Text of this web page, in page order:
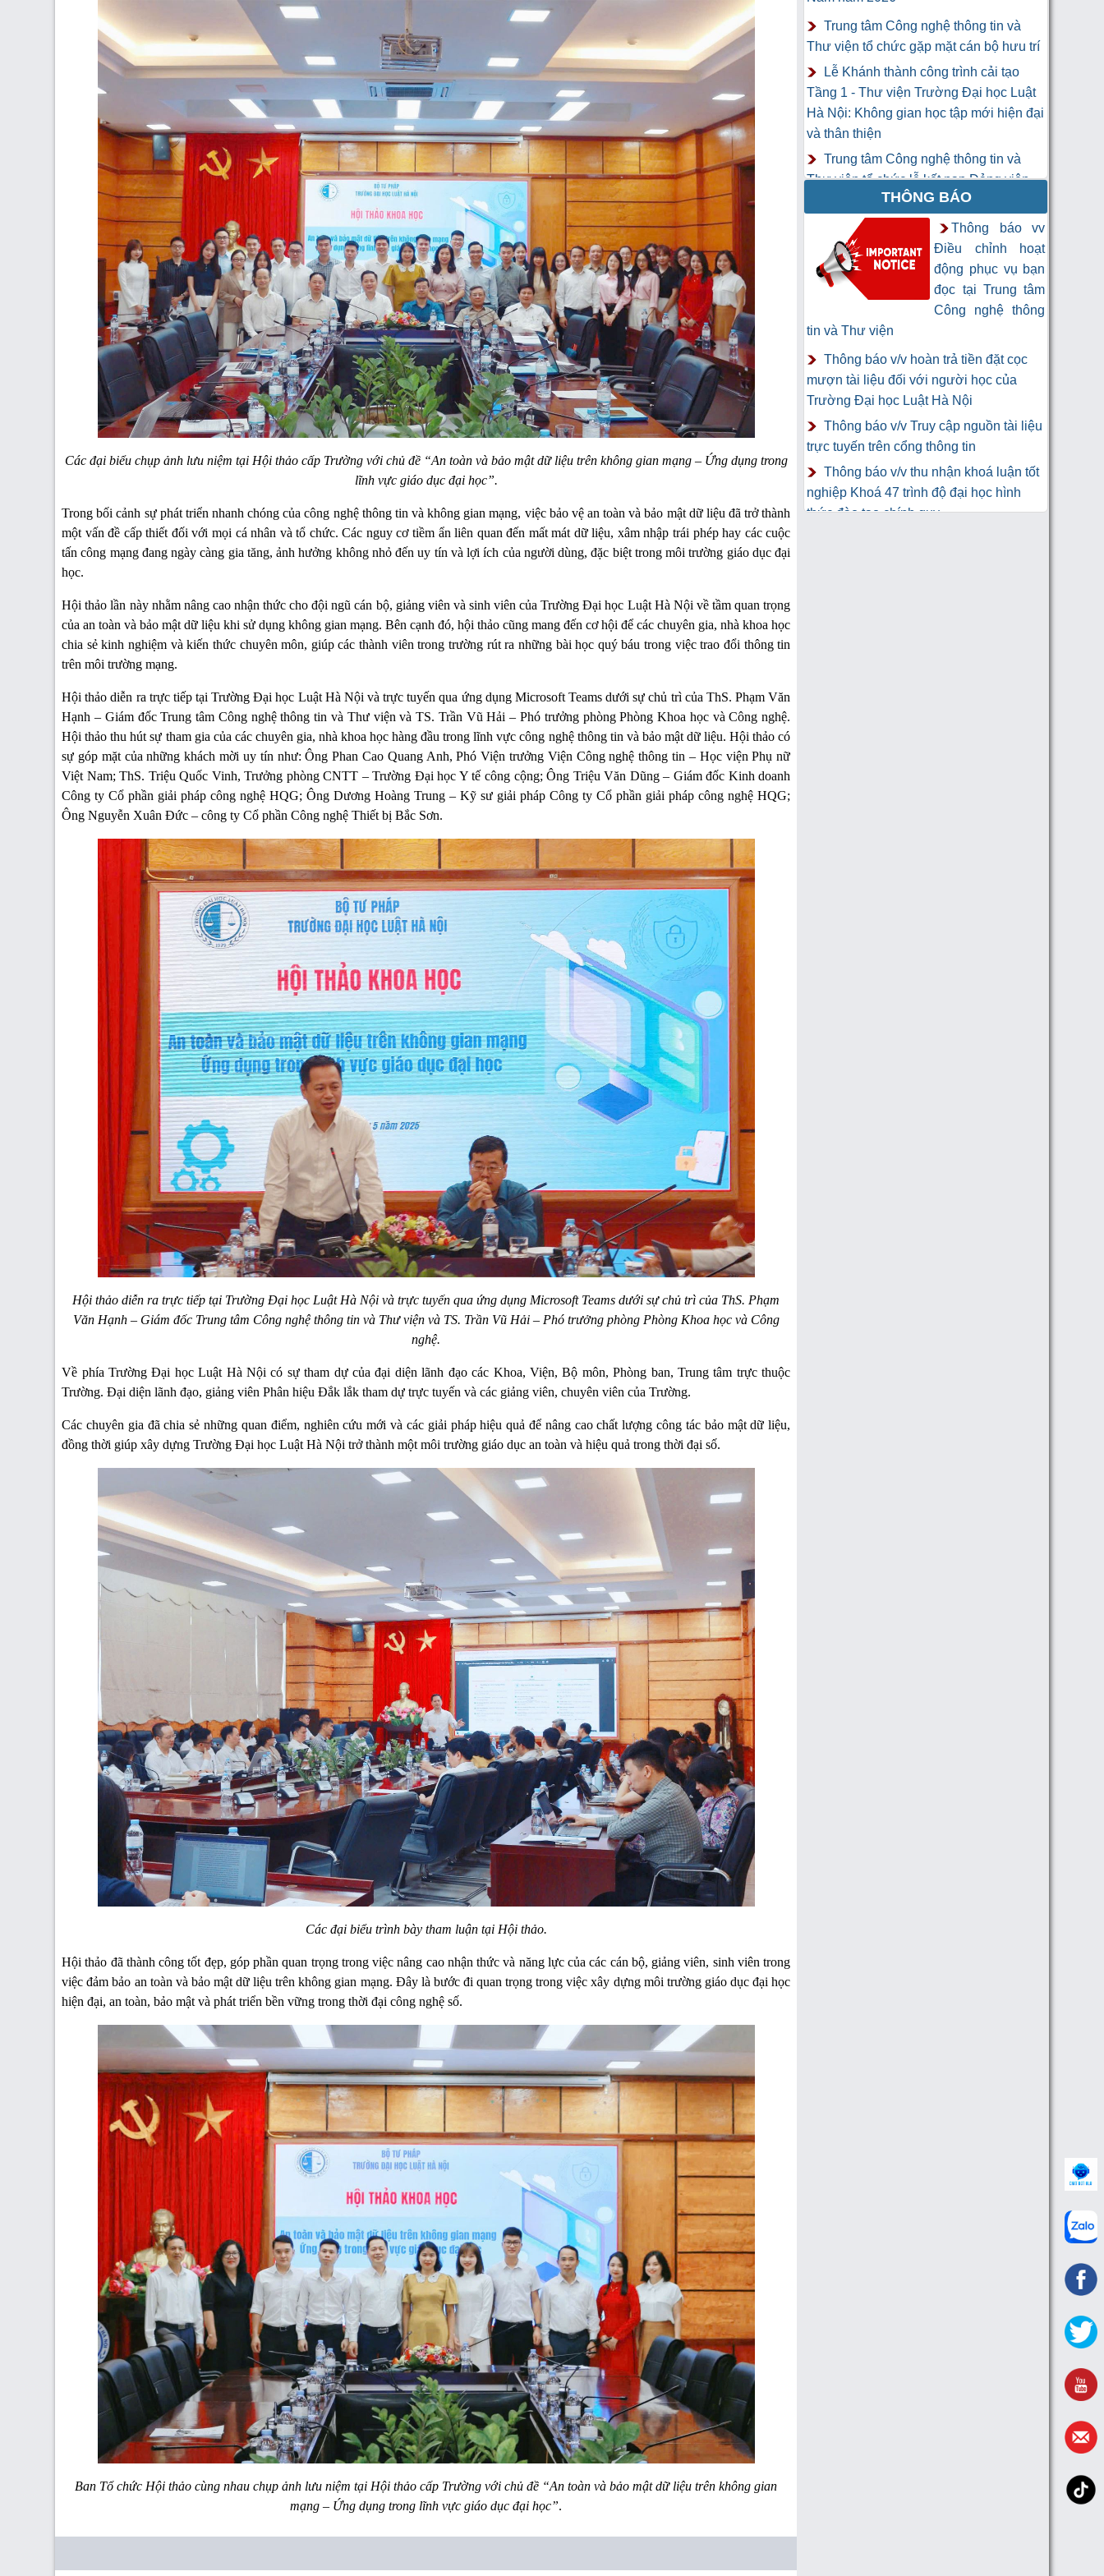
Các đại biểu chụp ảnh lưu niệm tại Hội thảo cấp Trường với chủ đề “An toàn và bảo mật dữ liệu trên không gian mạng – Ứng dụng trong
lĩnh vực giáo dục đại học”.
Trong bối cảnh sự phát triển nhanh chóng của công nghệ thông tin và không gian mạng, việc bảo vệ an toàn và bảo mật dữ liệu đã trở thành
một vấn đề cấp thiết đối với mọi cá nhân và tổ chức. Các nguy cơ tiềm ẩn liên quan đến mất mát dữ liệu, xâm nhập trái phép hay các cuộc
tấn công mạng đang ngày càng gia tăng, ảnh hưởng không nhỏ đến uy tín và lợi ích của người dùng, đặc biệt trong môi trường giáo dục đại
học.
Hội thảo lần này nhằm nâng cao nhận thức cho đội ngũ cán bộ, giảng viên và sinh viên của Trường Đại học Luật Hà Nội về tầm quan trọng
của an toàn và bảo mật dữ liệu khi sử dụng không gian mạng. Bên cạnh đó, hội thảo cũng mang đến cơ hội để các chuyên gia, nhà khoa học
chia sẻ kinh nghiệm và kiến thức chuyên môn, giúp các thành viên trong trường rút ra những bài học quý báu trong việc trao đổi thông tin
trên môi trường mạng.
Hội thảo diễn ra trực tiếp tại Trường Đại học Luật Hà Nội và trực tuyến qua ứng dụng Microsoft Teams dưới sự chủ trì của ThS. Phạm Văn
Hạnh – Giám đốc Trung tâm Công nghệ thông tin và Thư viện và TS. Trần Vũ Hải – Phó trưởng phòng Phòng Khoa học và Công nghệ.
Hội thảo thu hút sự tham gia của các chuyên gia, nhà khoa học hàng đầu trong lĩnh vực công nghệ thông tin và bảo mật dữ liệu. Hội thảo có
sự góp mặt của những khách mời uy tín như: Ông Phan Cao Quang Anh, Phó Viện trưởng Viện Công nghệ thông tin – Học viện Phụ nữ
Việt Nam; ThS. Triệu Quốc Vinh, Trưởng phòng CNTT – Trường Đại học Y tế công cộng; Ông Triệu Văn Dũng – Giám đốc Kinh doanh
Công ty Cổ phần giải pháp công nghệ HQG; Ông Dương Hoàng Trung – Kỹ sư giải pháp Công ty Cổ phần giải pháp công nghệ HQG;
Ông Nguyễn Xuân Đức – công ty Cổ phần Công nghệ Thiết bị Bắc Sơn.
Hội thảo diễn ra trực tiếp tại Trường Đại học Luật Hà Nội và trực tuyến qua ứng dụng Microsoft Teams dưới sự chủ trì của ThS. Phạm
Văn Hạnh – Giám đốc Trung tâm Công nghệ thông tin và Thư viện và TS. Trần Vũ Hải – Phó trưởng phòng Phòng Khoa học và Công
nghệ.
Về phía Trường Đại học Luật Hà Nội có sự tham dự của đại diện lãnh đạo các Khoa, Viện, Bộ môn, Phòng ban, Trung tâm trực thuộc
Trường. Đại diện lãnh đạo, giảng viên Phân hiệu Đắk lắk tham dự trực tuyến và các giảng viên, chuyên viên của Trường.
Các chuyên gia đã chia sẻ những quan điểm, nghiên cứu mới và các giải pháp hiệu quả để nâng cao chất lượng công tác bảo mật dữ liệu,
đồng thời giúp xây dựng Trường Đại học Luật Hà Nội trở thành một môi trường giáo dục an toàn và hiệu quả trong thời đại số.
Các đại biểu trình bày tham luận tại Hội thảo.
Hội thảo đã thành công tốt đẹp, góp phần quan trọng trong việc nâng cao nhận thức và năng lực của các cán bộ, giảng viên, sinh viên trong
việc đảm bảo an toàn và bảo mật dữ liệu trên không gian mạng. Đây là bước đi quan trọng trong việc xây dựng môi trường giáo dục đại học
hiện đại, an toàn, bảo mật và phát triển bền vững trong thời đại công nghệ số.
Ban Tổ chức Hội thảo cùng nhau chụp ảnh lưu niệm tại Hội thảo cấp Trường với chủ đề “An toàn và bảo mật dữ liệu trên không gian
mạng – Ứng dụng trong lĩnh vực giáo dục đại học”.
Trung tâm Công nghệ thông tin và
Thư viện tổ chức gặp mặt cán bộ hưu trí
Lễ Khánh thành công trình cải tạo
Tầng 1 - Thư viện Trường Đại học Luật
Hà Nội: Không gian học tập mới hiện đại
và thân thiện
Trung tâm Công nghệ thông tin và
Thư viện tổ chức lễ kết nạp Đảng viên
Khai mạc Khóa học “Trí tuệ nhân tạo
cho chuyên gia thông tin và thư viện”
THÔNG BÁO
Thông báo vv
Điều chỉnh hoạt
động phục vụ bạn
đọc tại Trung tâm
Công nghệ thông
tin và Thư viện
Thông báo v/v hoàn trả tiền đặt cọc
mượn tài liệu đối với người học của
Trường Đại học Luật Hà Nội
Thông báo v/v Truy cập nguồn tài liệu
trực tuyến trên cổng thông tin
Thông báo v/v thu nhận khoá luận tốt
nghiệp Khoá 47 trình độ đại học hình
thức đào tạo chính quy